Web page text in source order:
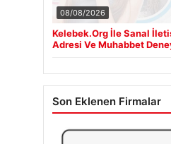
08/08/2026
Kelebek.Org İle Sanal
Adresi Ve Muhabbet
Son Eklenen Firmalar